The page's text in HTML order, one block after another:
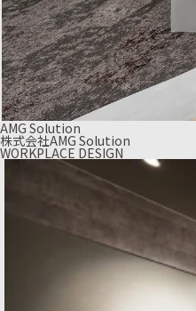
AMG Solution
株式会社AMG Solution
WORKPLACE DESIGN